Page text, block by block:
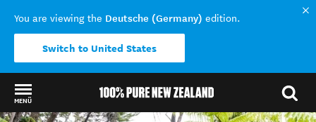
You are viewing the Deutsche (Germany) edition.
Switch to United States
MENÜ